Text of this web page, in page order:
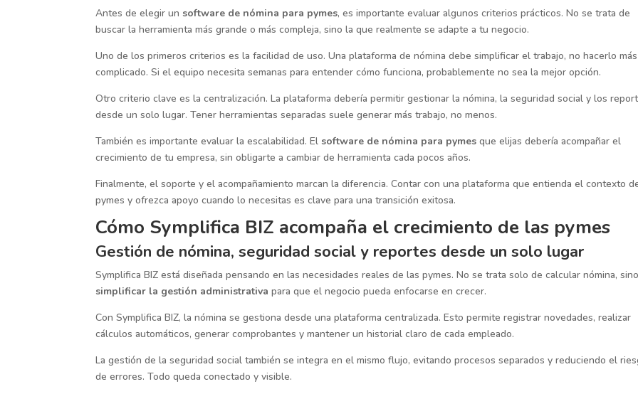
Antes de elegir un software de nómina para pymes, es importante evaluar algunos criterios prácticos. No se trata de
buscar la herramienta más grande o más compleja, sino la que realmente se adapte a tu negocio.
Uno de los primeros criterios es la facilidad de uso. Una plataforma de nómina debe simplificar el trabajo, no hacerlo más
complicado. Si el equipo necesita semanas para entender cómo funciona, probablemente no sea la mejor opción.
Otro criterio clave es la centralización. La plataforma debería permitir gestionar la nómina, la seguridad social y los
desde un solo lugar. Tener herramientas separadas suele generar más trabajo, no menos.
También es importante evaluar la escalabilidad. El software de nómina para pymes que elijas debería acompañar el
crecimiento de tu empresa, sin obligarte a cambiar de herramienta cada pocos años.
Finalmente, el soporte y el acompañamiento marcan la diferencia. Contar con una plataforma que entienda el contexto
pymes y ofrezca apoyo cuando lo necesitas es clave para una transición exitosa.
Cómo Symplifica BIZ acompaña el crecimiento de las pymes
Gestión de nómina, seguridad social y reportes desde un solo lugar
Symplifica BIZ está diseñada pensando en las necesidades reales de las pymes. No se trata solo de calcular nómina,
simplificar la gestión administrativa para que el negocio pueda enfocarse en crecer.
Con Symplifica BIZ, la nómina se gestiona desde una plataforma centralizada. Esto permite registrar novedades, realizar
cálculos automáticos, generar comprobantes y mantener un historial claro de cada empleado.
La gestión de la seguridad social también se integra en el mismo flujo, evitando procesos separados y reduciendo el
de errores. Todo queda conectado y visible.